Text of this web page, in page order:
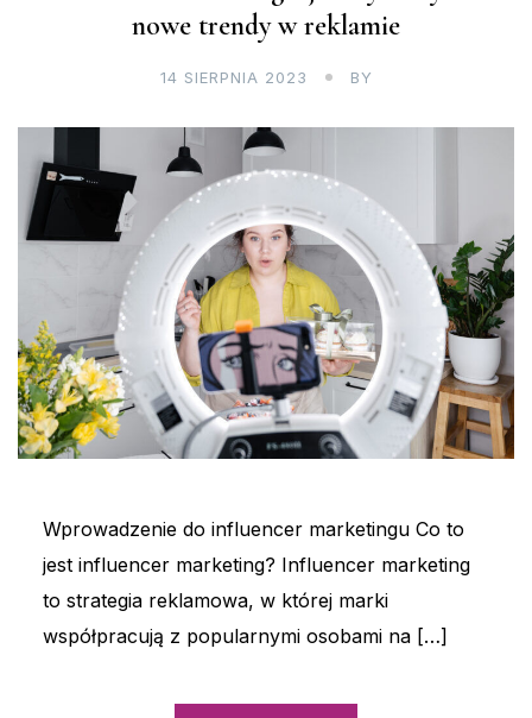
nowe trendy w reklamie
14 SIERPNIA 2023 BY
Wprowadzenie do influencer marketingu Co to
jest influencer marketing? Influencer marketing
to strategia reklamowa, w której marki
współpracują z popularnymi osobami na […]